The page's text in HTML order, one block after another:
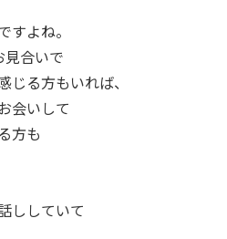
すよね。
見合いで
じる方もいれば、
会いして
方も
ししていて